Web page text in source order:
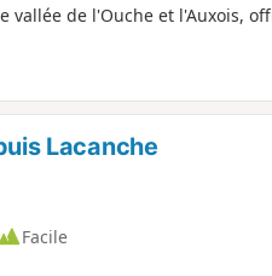
de l'Ouche et l'Auxois,
Lacanche
Facile